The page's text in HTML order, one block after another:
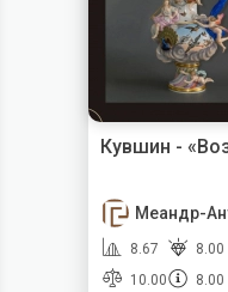
Кувшин -
Меандр-
8.67
8.00
10.00
8.00